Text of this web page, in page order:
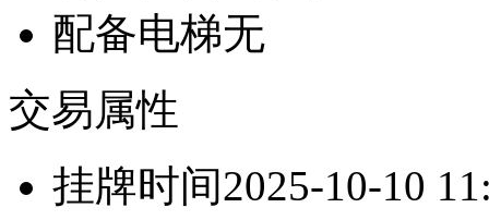
配备电梯无
交易属性
挂牌时间2025-10-10